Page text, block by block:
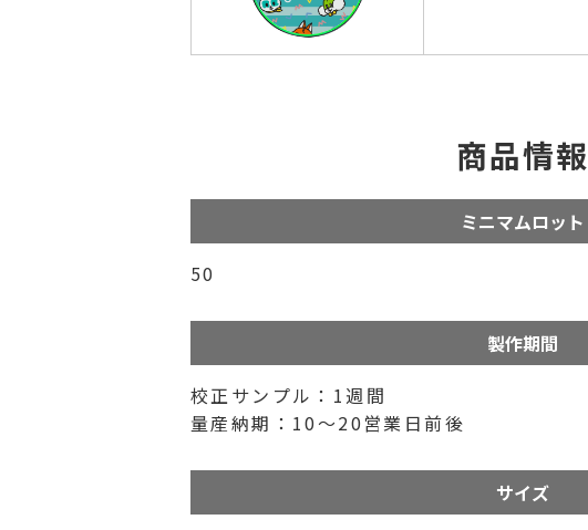
商品情報
ミニマムロット
50
製作期間
校正サンプル：1週間
量産納期：10〜20営業日前後
サイズ